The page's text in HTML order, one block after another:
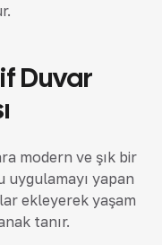
Duvar
modern ve şık bir
uygulamayı yapan
ekleyerek yaşam
tanır.